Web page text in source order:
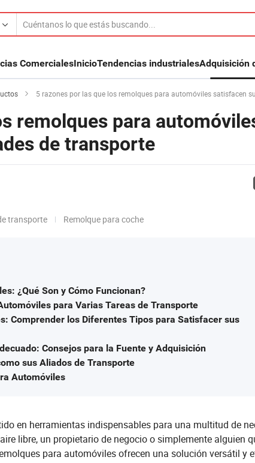
ComercialesInicioTendencias industrialesAdquisición
5 razones por las que los remolques para automóviles satisfacen sus
remolques para
de transporte
transporte Remolque para coche
¿Qué Son y Cómo Funcionan?
para Varias Tareas de Transporte
Comprender los Diferentes Tipos para Satisfacer sus
Consejos para la Fuente y Adquisición
sus Aliados de Transporte
Automóviles
en herramientas indispensables para una multitud de
libre, un propietario de negocio o simplemente alguien
para automóviles ofrecen una solución versátil y